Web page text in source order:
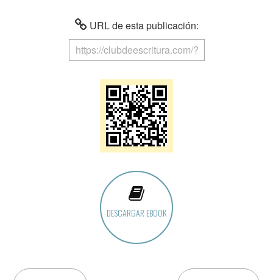
URL de esta publicación:
DESCARGAR EBOOK